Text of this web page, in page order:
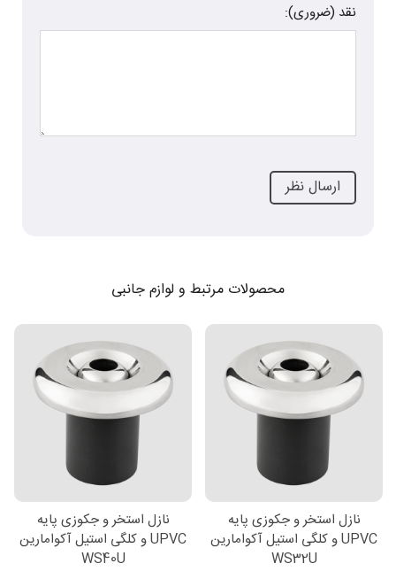
نقد (ضروری):
محصولات مرتبط و لوازم جانبی
نازل استخر و جکوزی پایه
UPVC و کلگی استیل آکوامارین
WS32U
نازل استخر و جکوزی پایه
UPVC و کلگی استیل آکوامارین
WS40U